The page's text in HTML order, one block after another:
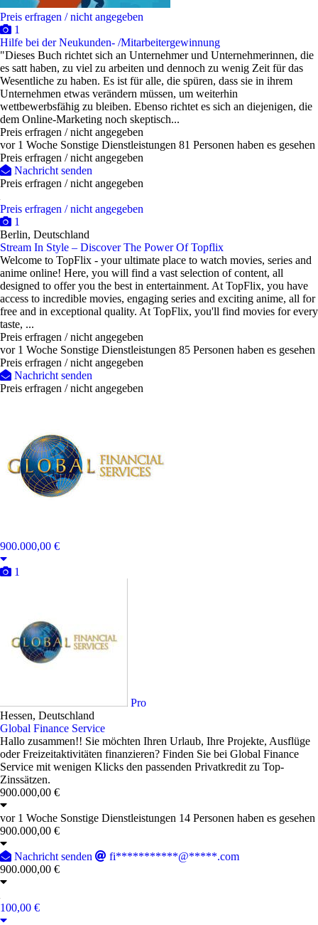
Preis erfragen / nicht angegeben
1
Hilfe bei der Neukunden- /Mitarbeitergewinnung
"Dieses Buch richtet sich an Unternehmer und Unternehmerinnen, die
es satt haben, zu viel zu arbeiten und dennoch zu wenig Zeit für das
Wesentliche zu haben. Es ist für alle, die spüren, dass sie in ihrem
Unternehmen etwas verändern müssen, um weiterhin
wettbewerbsfähig zu bleiben. Ebenso richtet es sich an diejenigen, die
dem Online-Marketing noch skeptisch...
Preis erfragen / nicht angegeben
vor 1 Woche Sonstige Dienstleistungen 81 Personen haben es gesehen
Preis erfragen / nicht angegeben
Nachricht senden
Preis erfragen / nicht angegeben
Preis erfragen / nicht angegeben
1
Berlin, Deutschland
Stream In Style – Discover The Power Of Topflix
Welcome to TopFlix - your ultimate place to watch movies, series and
anime online! Here, you will find a vast selection of content, all
designed to offer you the best in entertainment. At TopFlix, you have
access to incredible movies, engaging series and exciting anime, all for
free and in exceptional quality. At TopFlix, you'll find movies for every
taste, ...
Preis erfragen / nicht angegeben
vor 1 Woche Sonstige Dienstleistungen 85 Personen haben es gesehen
Preis erfragen / nicht angegeben
Nachricht senden
Preis erfragen / nicht angegeben
900.000,00 €
1
Pro
Hessen, Deutschland
Global Finance Service
Hallo zusammen!! Sie möchten Ihren Urlaub, Ihre Projekte, Ausflüge
oder Freizeitaktivitäten finanzieren? Finden Sie bei Global Finance
Service mit wenigen Klicks den passenden Privatkredit zu Top-
Zinssätzen.
900.000,00 €
vor 1 Woche Sonstige Dienstleistungen 14 Personen haben es gesehen
900.000,00 €
Nachricht senden
fi***********@*****.com
900.000,00 €
100,00 €